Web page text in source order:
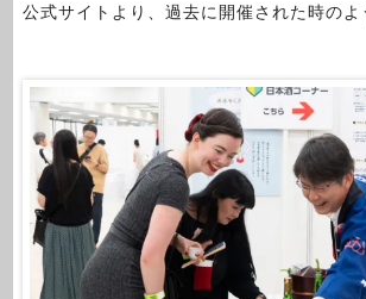
公式サイトより、過去に開催された時のよ